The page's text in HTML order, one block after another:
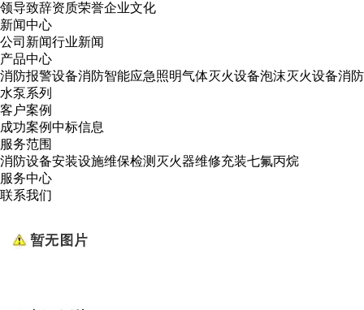
领导致辞资质荣誉企业文化
新闻中心
公司新闻行业新闻
产品中心
消防报警设备消防智能应急照明气体灭火设备泡沫灭火设备消防
水泵系列
客户案例
成功案例中标信息
服务范围
消防设备安装设施维保检测 灭火器维修充装七氟丙烷
服务中心
联系我们